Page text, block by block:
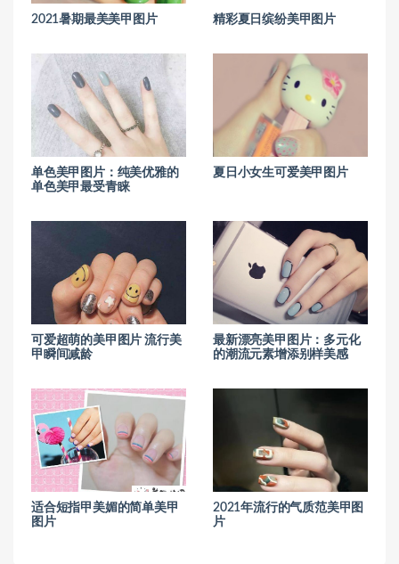
2021暑期最美美甲图片 精彩夏日缤纷美甲图片
单色美甲图片：纯美优雅的
单色美甲最受青睐
夏日小女生可爱美甲图片
可爱超萌的美甲图片 流行美
甲瞬间减龄
最新漂亮美甲图片：多元化
的潮流元素增添别样美感
适合短指甲美媚的简单美甲
图片
2021年流行的气质范美甲图
片